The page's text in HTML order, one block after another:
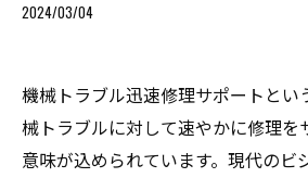
2024/03/04
機械トラブル迅速修理サポートとい
械トラブルに対して速やかに修理を
意味が込められています。現代のビ